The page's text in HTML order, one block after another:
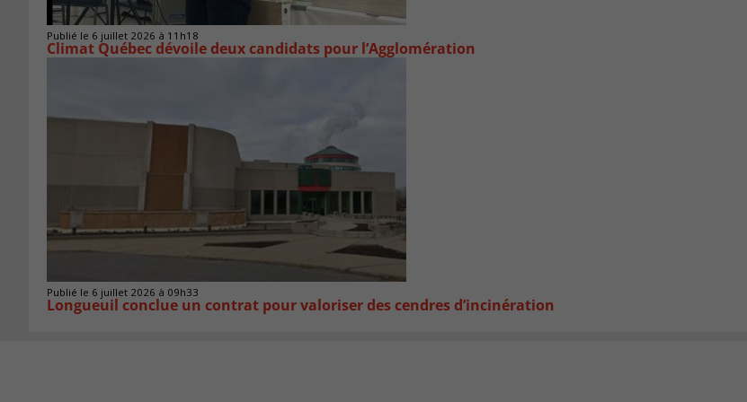
Publié le 6 juillet 2026 à 11h18
Climat Québec dévoile deux candidats pour l’Agglomération
Publié le 6 juillet 2026 à 09h33
Longueuil conclue un contrat pour valoriser des cendres d’incinération